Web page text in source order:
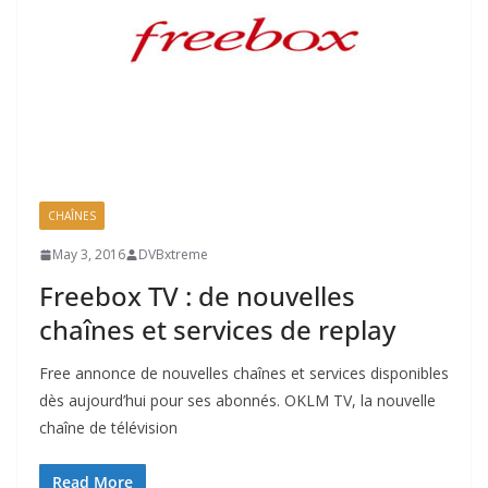
CHAÎNES
May 3, 2016 DVBxtreme
Freebox TV : de nouvelles
chaînes et services de replay
Free annonce de nouvelles chaînes et services disponibles
dès aujourd’hui pour ses abonnés. OKLM TV, la nouvelle
chaîne de télévision
Read More